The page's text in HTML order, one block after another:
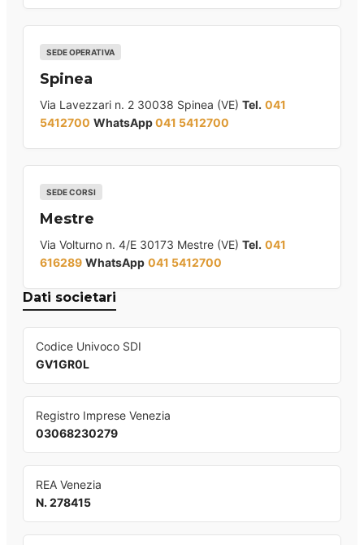
SEDE OPERATIVA
Spinea
Via Lavezzari n. 2 30038 Spinea (VE) Tel. 041
5412700 WhatsApp041 5412700
SEDE CORSI
Mestre
Via Volturno n. 4/E 30173 Mestre (VE) Tel. 041
616289 WhatsApp 041 5412700
Dati societari
Codice Univoco SDI
GV1GR0L
Registro Imprese Venezia
03068230279
REA Venezia
N. 278415